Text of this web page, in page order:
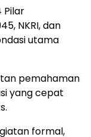
Pilar
NKRI, dan
utama
pemahaman
yang cepat
formal,